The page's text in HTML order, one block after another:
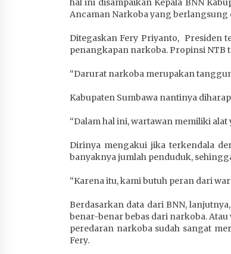
4 minggu ago
hal ini disampaikan Kepala BNN
Ancaman Narkoba yang berlangsung
Ditegaskan Fery Priyanto, Presiden
penangkapan narkoba. Propinsi NTB
“Darurat narkoba merupakan
Kabupaten Sumbawa nantinya
“Dalam hal ini, wartawan memiliki
Dirinya mengakui jika terkendala
banyaknya jumlah penduduk,
“Karena itu, kami butuh peran dari
Berdasarkan data dari BNN,
benar-benar bebas dari narkoba.
peredaran narkoba sudah sangat
Fery.